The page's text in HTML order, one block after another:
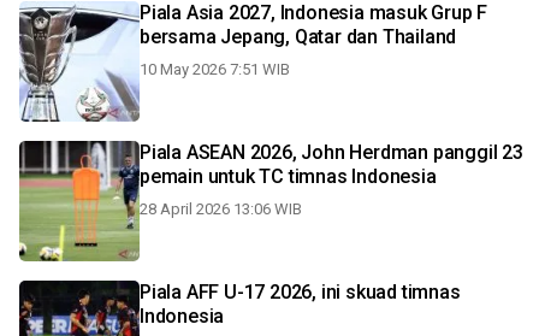
Piala Asia 2027, Indonesia masuk Grup F
bersama Jepang, Qatar dan Thailand
10 May 2026 7:51 WIB
Piala ASEAN 2026, John Herdman panggil 23
pemain untuk TC timnas Indonesia
28 April 2026 13:06 WIB
Piala AFF U-17 2026, ini skuad timnas
Indonesia